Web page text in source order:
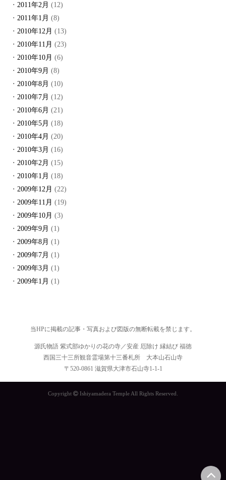
2011年2月 (12)
2011年1月 (8)
2010年12月 (13)
2010年11月 (23)
2010年10月 (6)
2010年9月 (8)
2010年8月 (10)
2010年7月 (12)
2010年6月 (21)
2010年5月 (18)
2010年4月 (20)
2010年3月 (16)
2010年2月 (15)
2010年1月 (18)
2009年12月 (22)
2009年11月 (19)
2009年10月 (3)
2009年9月 (1)
2009年8月 (1)
2009年7月 (1)
2009年3月 (1)
2009年1月 (1)
当HPに掲載の記事・写真および図版の無断転載を禁じます。
源氏物語 紫式部ゆかりの花の寺／安産 厄除け 縁結び 福徳
西国三十三所観音霊場第十三番札所 大本山石山寺
〒520-0861 滋賀県大津市石山寺1-1-1
Copyright Ishiyamadera Temple All Rights Reserved.